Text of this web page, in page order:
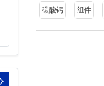
方形横流式冷却塔厂
碳酸钙 组件